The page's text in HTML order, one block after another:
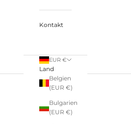
Kontakt
EUR €
Land
Belgien
(EUR €)
Bulgarien
(EUR €)